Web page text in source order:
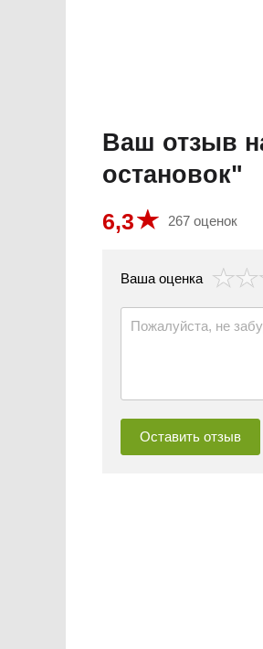
Ваш отзыв
остановок"
6,3 267 оценок
Ваша оценка